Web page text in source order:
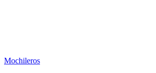
Mochileros